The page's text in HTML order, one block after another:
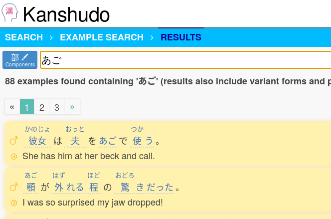
Kanshudo
SEARCH
EXAMPLE SEARCH RESULTS
部
Components
88 examples found containing 'あご' (results also include variant forms and
«
1 2 3 »
かのじょ
彼女 は
おっと
夫 を あごで
つか
使 う 。
She has him at her beck and call.
あご
顎 が
はず
外 れる
ほど
程 の
おどろ
驚 き だった。
I was so surprised my jaw dropped!